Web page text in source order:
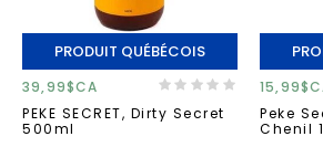
PRODUIT QUÉBÉCOIS
39,99$CA
PEKE SECRET, Dirty Secret
500ml
Peke
Chenil